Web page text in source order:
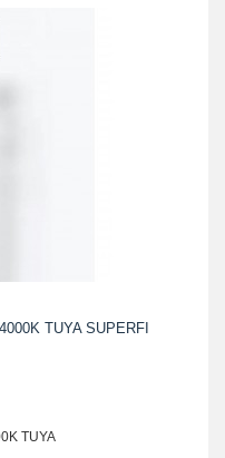
TUYA SUPERFI
TUYA